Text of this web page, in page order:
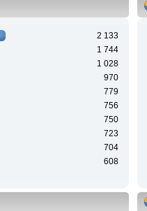
2 133
1 744
1 028
970
779
756
750
723
704
608